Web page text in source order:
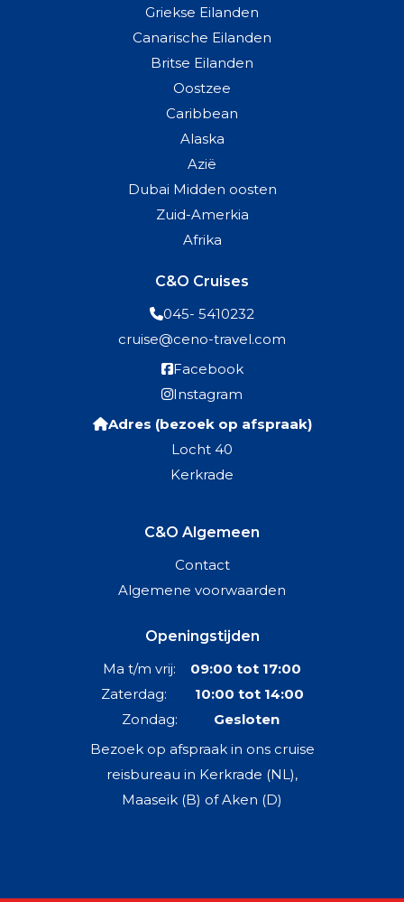
Griekse Eilanden
Canarische Eilanden
Britse Eilanden
Oostzee
Caribbean
Alaska
Azië
Dubai Midden oosten
Zuid-Amerkia
Afrika
C&O Cruises
045- 5410232
cruise@ceno-travel.com
Facebook
Instagram
Adres (bezoek op afspraak)
Locht 40
Kerkrade
C&O Algemeen
Contact
Algemene voorwaarden
Openingstijden
Ma t/m vrij: 09:00 tot 17:00
Zaterdag: 10:00 tot 14:00
Zondag: Gesloten
Bezoek op afspraak in ons cruise
reisbureau in Kerkrade (NL),
Maaseik (B) of Aken (D)